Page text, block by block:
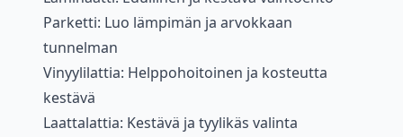
Parketti: Luo lämpimän ja arvokkaan
tunnelman
Vinyylilattia: Helppohoitoinen ja kosteutta
kestävä
Laattalattia: Kestävä ja tyylikäs valinta